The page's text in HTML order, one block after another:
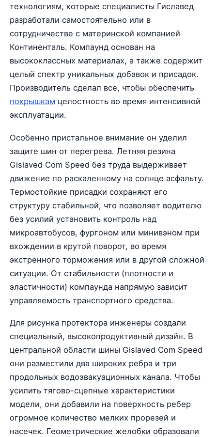
технологиям, которые специалисты Гиславед
разработали самостоятельно или в
сотрудничестве с материнской компанией
Континенталь. Компаунд основан на
высококлассных материалах, а также содержит
целый спектр уникальных добавок и присадок.
Производитель сделал все, чтобы обеспечить
покрышкам целостность во время интенсивной
эксплуатации.
Особенно пристальное внимание он уделил
защите шин от перегрева. Летняя резина
Gislaved Com Speed без труда выдерживает
движение по раскаленному на солнце асфальту.
Термостойкие присадки сохраняют его
структуру стабильной, что позволяет водителю
без усилий установить контроль над
микроавтобусов, фургоном или минивэном при
вхождении в крутой поворот, во время
экстренного торможения или в другой сложной
ситуации. От стабильности (плотности и
эластичности) компаунда напрямую зависит
управляемость транспортного средства.
Для рисунка протектора инженеры создали
специальный, высокопродуктивный дизайн. В
центральной области шины Gislaved Com Speed
они разместили два широких ребра и три
продольных водоэвакуационных канала. Чтобы
усилить тягово-сцепные характеристики
модели, они добавили на поверхность ребер
огромное количество мелких прорезей и
насечек. Геометрические желобки образовали